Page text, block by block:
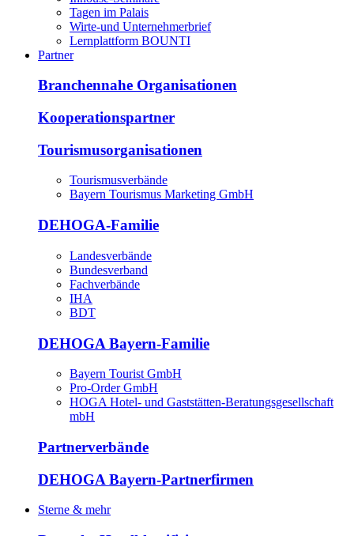
Tagen im Palais
Wirte-und Unternehmerbrief
Lernplattform BOUNTI
Partner
Branchennahe Organisationen
Kooperationspartner
Tourismusorganisationen
Tourismusverbände
Bayern Tourismus Marketing GmbH
DEHOGA-Familie
Landesverbände
Bundesverband
Fachverbände
IHA
BDT
DEHOGA Bayern-Familie
Bayern Tourist GmbH
Pro-Order GmbH
HOGA Hotel- und Gaststätten-Beratungsgesellschaft
mbH
Partnerverbände
DEHOGA Bayern-Partnerfirmen
Sterne & mehr